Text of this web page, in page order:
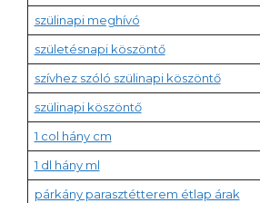
szülinapi meghívó
születésnapi köszöntő
szívhez szóló szülinapi köszöntő
szülinapi köszöntő
1 col hány cm
1 dl hány ml
párkány parasztétterem étlap árak